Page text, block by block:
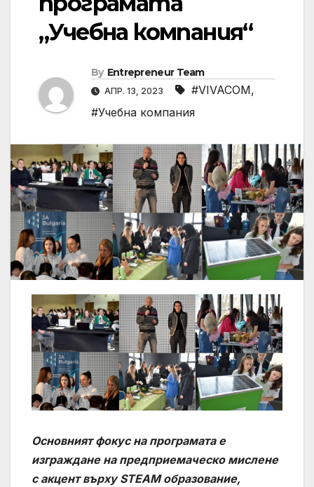
„Учебна компания“
By Entrepreneur Team
АПР. 13, 2023 #VIVACOM,
#Учебна компания
Основният фокус на програмата е
изграждане на предприемаческо мислене
с акцент върху STEAM образование,